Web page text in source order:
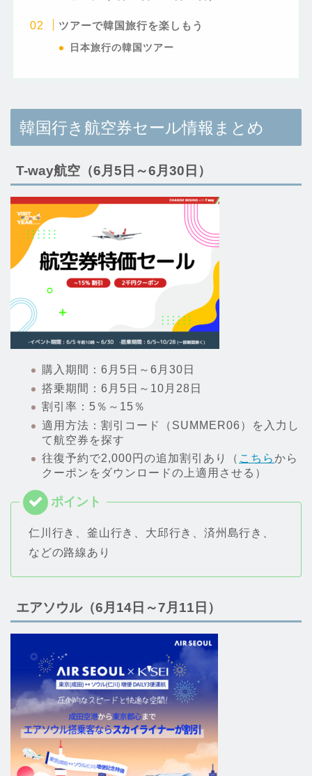
ツアーで韓国旅行を楽しもう
日本旅行の韓国ツアー
韓国行き航空券セール情報まとめ
T-way航空（6月5日～6月30日）
購入期間：6月5日～6月30日
搭乗期間：6月5日～10月28日
割引率：5％～15％
適用方法：割引コード（SUMMER06）を入力し
て航空券を探す
往復予約で2,000円の追加割引あり（ こちらから
クーポンをダウンロードの上適用させる）
仁川行き、釜山行き、大邱行き、済州島行き、
などの路線あり
エアソウル（6月14日～7月11日）